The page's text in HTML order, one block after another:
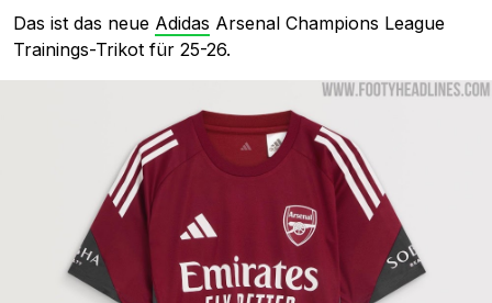
Das ist das neue Adidas Arsenal Champions League
Trainings-Trikot für 25-26.